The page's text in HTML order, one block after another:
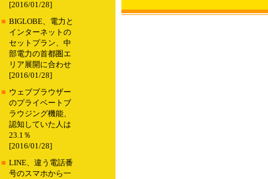
[2016/01/28]
■ BIGLOBE、電力と
インターネットの
セットプラン、中
部電力の首都圏エ
リア展開に合わせ
[2016/01/28]
■ ウェブブラウザー
のプライベートブ
ラウジング機能、
認知していた人は
23.1％
[2016/01/28]
■ LINE、違う電話番
号のスマホから一